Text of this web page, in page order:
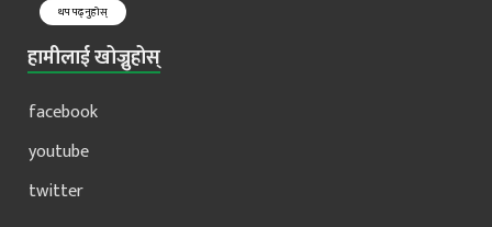
थप पढ्नुहोस्
हामीलाई खोज्नुहोस्
facebook
youtube
twitter